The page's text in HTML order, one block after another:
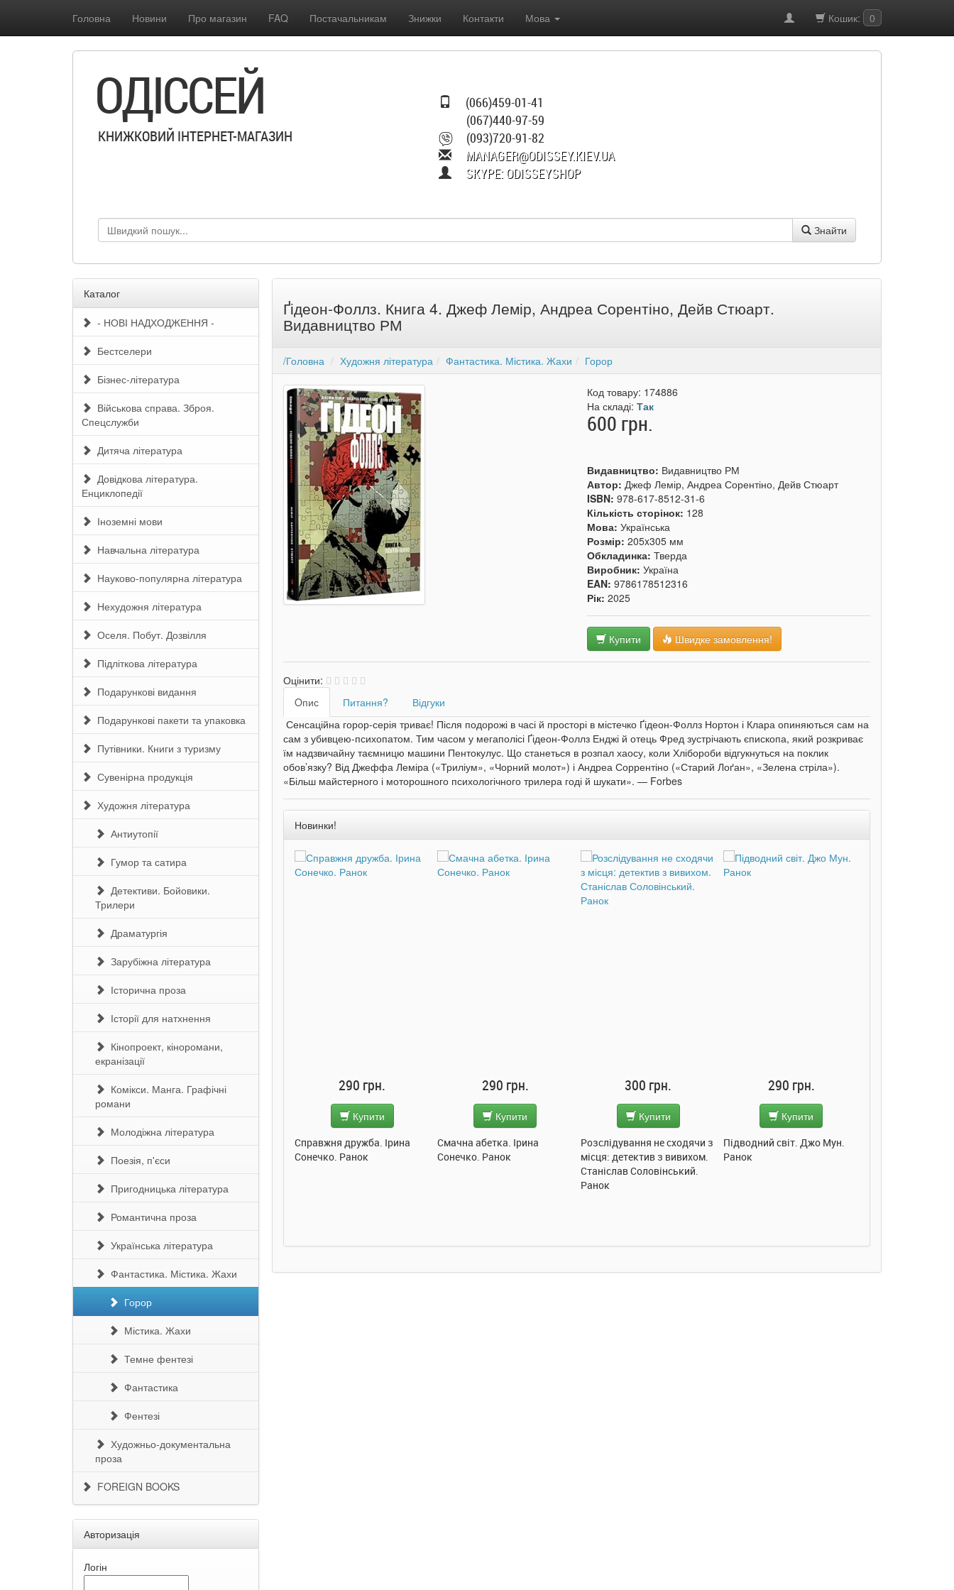
Головна Новини Про магазин FAQ Постачальникам Знижки Контакти Мова Кошик: 0
(066)459-01-41
(067)440-97-59
(093)720-91-82
MANAGER@ODISSEY.KIEV.UA
SKYPE: ODISSEYSHOP
ОДІССЕЙ
КНИЖКОВИЙ ІНТЕРНЕТ-МАГАЗИН
Знайти
Каталог
- НОВІ НАДХОДЖЕННЯ -
Бестселери
Бізнес-література
Військова справа. Зброя.
Спецслужби
Дитяча література
Довідкова література.
Енциклопедії
Іноземні мови
Навчальна література
Науково-популярна література
Нехудожня література
Оселя. Побут. Дозвілля
Підліткова література
Подарункові видання
Подарункові пакети та упаковка
Путівники. Книги з туризму
Сувенірна продукція
Художня література
Антиутопії
Гумор та сатира
Детективи. Бойовики.
Трилери
Драматургія
Зарубіжна література
Історична проза
Історії для натхнення
Кінопроект, кіноромани,
екранізації
Комікси. Манга. Графічні
романи
Молодіжна література
Поезія, п'єси
Пригодницька література
Романтична проза
Українська література
Фантастика. Містика. Жахи
Горор
Містика. Жахи
Темне фентезі
Фантастика
Фентезі
Художньо-документальна
проза
FOREIGN BOOKS
Авторизація
Логін
Ґідеон-Фоллз. Книга 4. Джеф Лемір, Андреа Сорентіно, Дейв Стюарт.
Видавництво РМ
/Головна Художня література Фантастика. Містика. Жахи Горор
Код товару: 174886
На складі:Так
600 грн.
Видавництво: Видавництво РМ
Автор:Джеф Лемір, Андреа Сорентіно, Дейв Стюарт
ISBN:978-617-8512-31-6
Кількість сторінок: 128
Мова:Українська
Розмір:205x305 мм
Обкладинка:Тверда
Виробник:Україна
EAN:9786178512316
Рік:2025
Купити Швидке замовлення!
Оцінити:
Oпис
Питання?
Відгуки
Сенсаційна горор-серія триває! Після подорожі в часі й просторі в містечко Ґідеон-Фоллз Нортон і Клара опиняються сам на
сам з убивцею-психопатом. Тим часом у мегаполісі Ґідеон-Фоллз Енджі й отець Фред зустрічають єпископа, який розкриває
їм надзвичайну таємницю машини Пентокулус. Що станеться в розпал хаосу, коли Хлібороби відгукнуться на поклик
обов’язку? Від Джеффа Леміра («Триліум», «Чорний молот») і Андреа Соррентіно («Старий Лоґан», «Зелена стріла»).
«Більш майстерного і моторошного психологічного трилера годі й шукати». — Forbes
Новинки!
290 грн. 290 грн.
Таке велике слоненя. Ірина
Сонечко. Ранок
290 грн.
Купити
Справжня дружба. Ірина
Сонечко. Ранок
290 грн.
Купити
Смачна абетка. Ірина
Сонечко. Ранок
300 грн.
Купити
Розслідування не сходячи з
місця: детектив з вивихом.
Станіслав Соловінський.
Ранок
290 грн.
Купити
Підводний світ. Джо Мун.
Ранок